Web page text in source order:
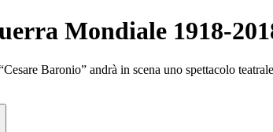
Mondiale 1918-
Baronio” andrà in scena uno spettacolo